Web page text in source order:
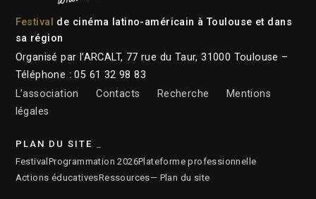
Festival
de cinéma latino-américain à Toulouse et dans
sa région
Organisé par l’ARCALT, 77 rue du Taur, 31000 Toulouse –
Téléphone : 05 61 32 98 83
L’association
Contacts Recherche
Mentions
légales
PLAN DU SITE
Festival Programmation 2026Plateforme professionnelle
Actions éducativesRessources— Plan du site